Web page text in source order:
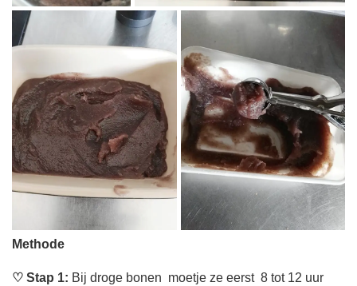
Methode
♡ Stap 1: Bij droge bonen moetje ze eerst 8 tot 12 uur